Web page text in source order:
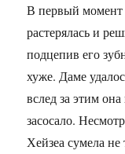
В первый
растерялась и
подцепив его
хуже. Даме
вслед за этим
засосало.
Хейзеа сумела